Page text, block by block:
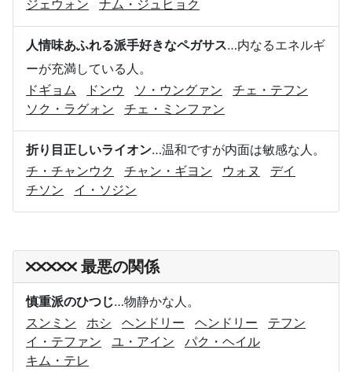
ジェウォン
ナム・ジュヒョク
人情味あふれる派手好きなペガサス…内なるエネルギ
ーが充満している人。
ドギョム
ドンウ ソ・ウングァン
チェ・テフン
ソク・ラグォン
チェ・ミンファン
折り目正しいライオン…温和ですが内面は敏感な人。
チ・チャンウク
チャン・ギヨン ウォヌ
デイ
チソン
イ・ソジン
最悪の関係
慎重派のひつじ…物静かな人。
スンミン
ホシ ヘンドリー ヘンドリー
テフン
イ・テファン
ユ・アイン
パク・ヘイル
キム・テレ